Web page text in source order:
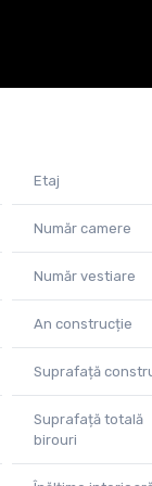
Etaj
Număr camere
Număr vestiare
An construcție
Suprafață
Suprafață totală
birouri